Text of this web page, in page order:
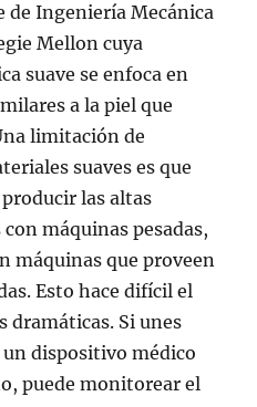
de Ingeniería Mecánica
Mellon cuya
suave se enfoca en
a la piel que
limitación de
suaves es que
las altas
máquinas pesadas,
máquinas que proveen
Esto hace difícil el
dramáticas. Si unes
dispositivo médico
puede monitorear el